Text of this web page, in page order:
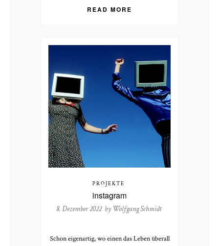
READ MORE
PROJEKTE
instagram
8. Dezember 2022 by Wolfgang Schmidt
Schon eigenartig, wo einen das Leben überall